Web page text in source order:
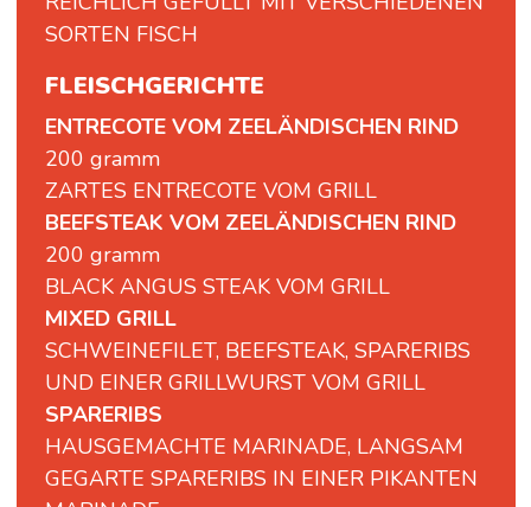
SORTEN FISCH
FLEISCHGERICHTE
ENTRECOTE VOM ZEELÄNDISCHEN RIND
200 gramm
ZARTES ENTRECOTE VOM GRILL
BEEFSTEAK VOM ZEELÄNDISCHEN RIND
200 gramm
BLACK ANGUS STEAK VOM GRILL
MIXED GRILL
SCHWEINEFILET, BEEFSTEAK, SPARERIBS
UND EINER GRILLWURST VOM GRILL
SPARERIBS
HAUSGEMACHTE MARINADE, LANGSAM
GEGARTE SPARERIBS IN EINER PIKANTEN